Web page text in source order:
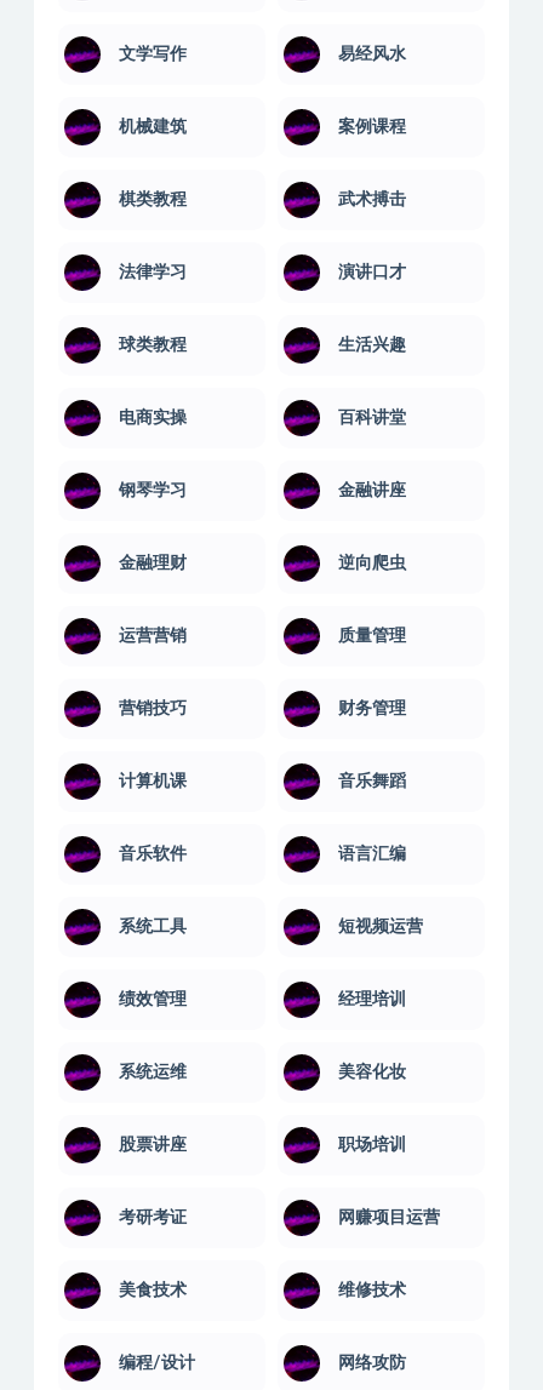
文学写作 易经风水
机械建筑 案例课程
棋类教程 武术搏击
法律学习 演讲口才
球类教程 生活兴趣
电商实操 百科讲堂
钢琴学习 金融讲座
金融理财 逆向爬虫
运营营销 质量管理
营销技巧 财务管理
计算机课 音乐舞蹈
音乐软件 语言汇编
系统工具 短视频运营
绩效管理 经理培训
系统运维 美容化妆
股票讲座 职场培训
考研考证 网赚项目运营
美食技术 维修技术
编程/设计 网络攻防